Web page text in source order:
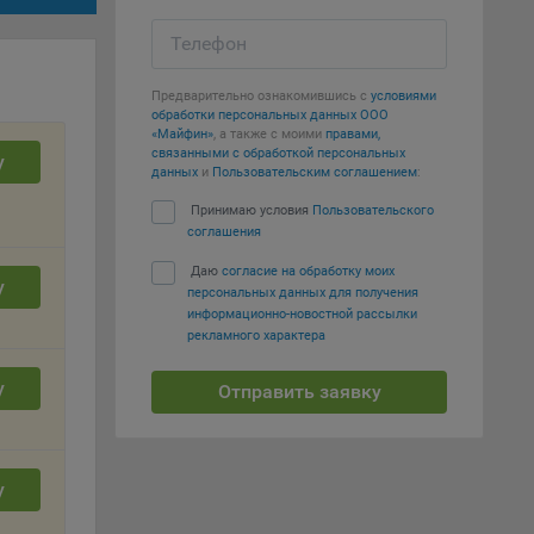
Телефон
Предварительно ознакомившись с условиями
обработки персональных данных ООО
«Майфин», а также с моими правами,
связанными с обработкой персональных
данных и Пользовательским соглашением:
Принимаю условия Пользовательского
соглашения
Даю согласие на обработку моих
персональных данных для получения
информационно-новостной рассылки
рекламного характера
Отправить заявку